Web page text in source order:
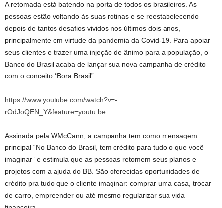
A retomada está batendo na porta de todos os brasileiros. As
pessoas estão voltando às suas rotinas e se reestabelecendo
depois de tantos desafios vividos nos últimos dois anos,
principalmente em virtude da pandemia da Covid-19. Para apoiar
seus clientes e trazer uma injeção de ânimo para a população, o
Banco do Brasil acaba de lançar sua nova campanha de crédito
com o conceito “Bora Brasil”.
https://www.youtube.com/watch?v=-
rOdJoQEN_Y&feature=youtu.be
Assinada pela WMcCann, a campanha tem como mensagem
principal “No Banco do Brasil, tem crédito para tudo o que você
imaginar” e estimula que as pessoas retomem seus planos e
projetos com a ajuda do BB. São oferecidas oportunidades de
crédito pra tudo que o cliente imaginar: comprar uma casa, trocar
de carro, empreender ou até mesmo regularizar sua vida